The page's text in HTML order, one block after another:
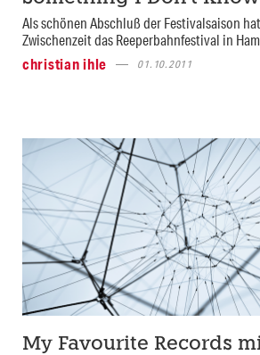
Als schönen Abschluß der Festivalsaison
Zwischenzeit das Reeperbahnfestival in
christian ihle
01.10.2011
My Favourite Records